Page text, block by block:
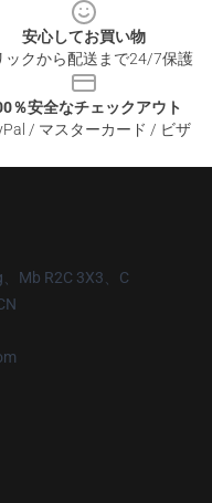
安心してお買い物
ックから配送まで24/7保護
％安全なチェックアウト
/ マスターカード / ビザ
Mb R2C 3X3、C